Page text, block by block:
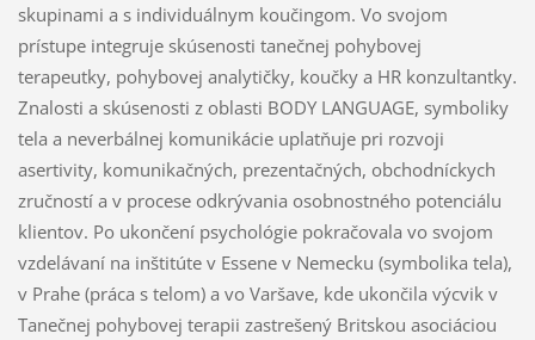
skupinami a s individuálnym koučingom. Vo svojom
prístupe integruje skúsenosti tanečnej pohybovej
terapeutky, pohybovej analytičky, koučky a HR konzultantky.
Znalosti a skúsenosti z oblasti BODY LANGUAGE, symboliky
tela a neverbálnej komunikácie uplatňuje pri rozvoji
asertivity, komunikačných, prezentačných, obchodníckych
zručností a v procese odkrývania osobnostného potenciálu
klientov. Po ukončení psychológie pokračovala vo svojom
vzdelávaní na inštitúte v Essene v Nemecku (symbolika tela),
v Prahe (práca s telom) a vo Varšave, kde ukončila výcvik v
Tanečnej pohybovej terapii zastrešený Britskou asociáciou